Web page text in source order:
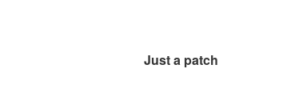
Just a patch